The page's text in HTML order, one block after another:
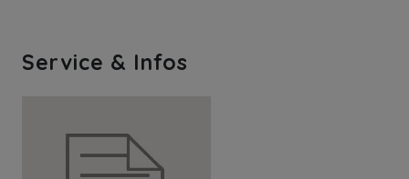
Service & Infos